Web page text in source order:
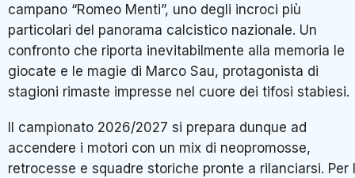
campano “Romeo Menti”, uno degli incroci più
particolari del panorama calcistico nazionale. Un
confronto che riporta inevitabilmente alla memoria le
giocate e le magie di Marco Sau, protagonista di
stagioni rimaste impresse nel cuore dei tifosi stabiesi.
Il campionato 2026/2027 si prepara dunque ad
accendere i motori con un mix di neopromosse,
retrocesse e squadre storiche pronte a rilanciarsi. Per